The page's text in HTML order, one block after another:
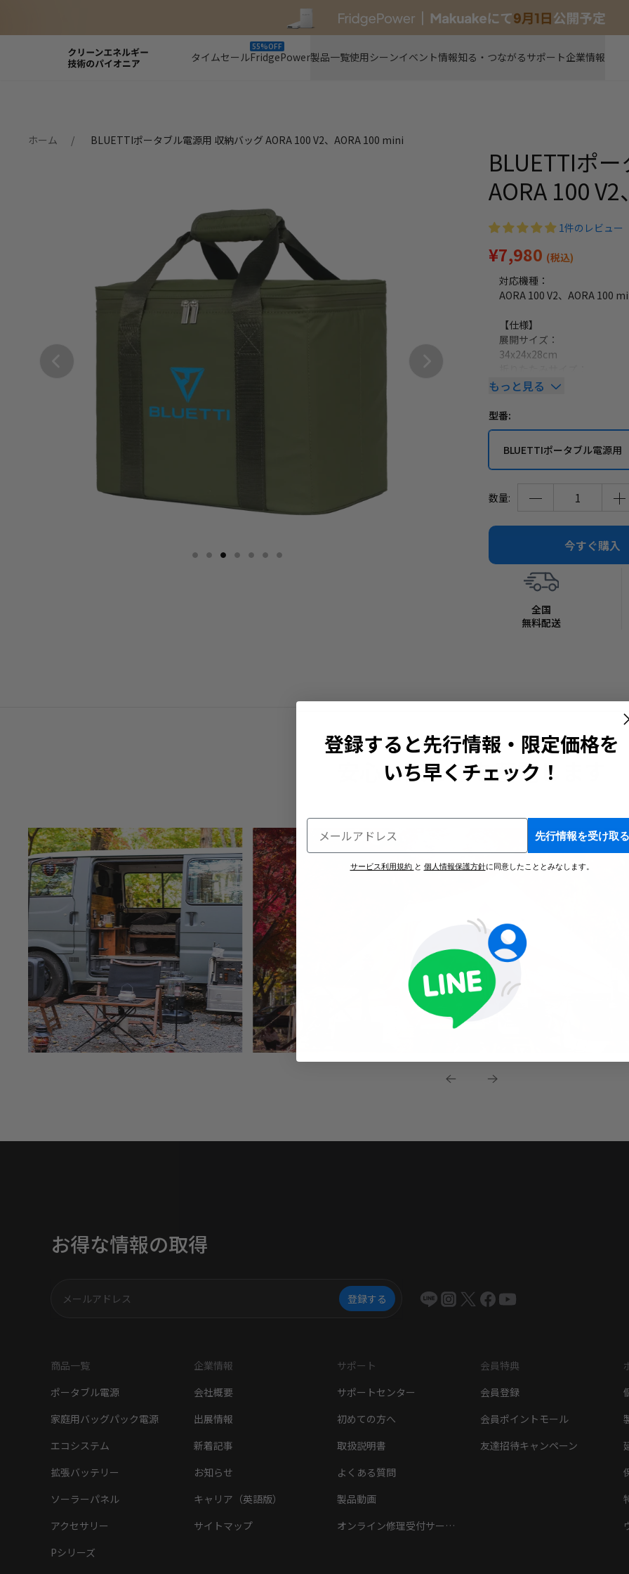
タイムセール
55%OFF
FridgePower製品一覧使用シーンイベント情報知る・つながるサポート企業情報
ホーム BLUETTIポータブル電源用 収納バッグ AORA 100 V2、AORA 100 mini
BLUETTIポ
AORA 100
1件のレビュー
¥7,980 (税込)
対応機種：
AORA 100 V2、AORA 100
【仕様】
展開サイズ：
34x24x28cm
34x24x5cm
重量：約1Kg
素材：防水900Dオックスフ
もっと見る
型番:
BLUETTIポータブル電源
数量:
今すぐ購入
全国
無料配送
安心と楽しみを蓄電します
お得な情報の取得
登録する
商品一覧
ポータブル電源
家庭用バッグパック電源
エコシステム
拡張バッテリー
ソーラーパネル
アクセサリー
Pシリーズ
企業情報
会社概要
出展情報
新着記事
お知らせ
キャリア（英語版）
サイトマップ
サポート
サポートセンター
初めての方へ
取扱説明書
よくある質問
製品動画
オンライン修理受付サービス
会員特典
会員登録
会員ポイントモール
友達招待キャンペーン
登録すると先行情報・限定価格を
いち早くチェック！
先行情報を受け取る
サービス利用規約 と 個人情報保護方針に同意したこととみなします。